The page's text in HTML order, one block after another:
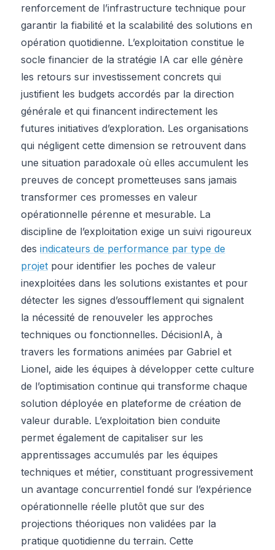
renforcement de l’infrastructure technique pour
garantir la fiabilité et la scalabilité des solutions en
opération quotidienne. L’exploitation constitue le
socle financier de la stratégie IA car elle génère
les retours sur investissement concrets qui
justifient les budgets accordés par la direction
générale et qui financent indirectement les
futures initiatives d’exploration. Les organisations
qui négligent cette dimension se retrouvent dans
une situation paradoxale où elles accumulent les
preuves de concept prometteuses sans jamais
transformer ces promesses en valeur
opérationnelle pérenne et mesurable. La
discipline de l’exploitation exige un suivi rigoureux
des indicateurs de performance par type de
projet pour identifier les poches de valeur
inexploitées dans les solutions existantes et pour
détecter les signes d’essoufflement qui signalent
la nécessité de renouveler les approches
techniques ou fonctionnelles. DécisionIA, à
travers les formations animées par Gabriel et
Lionel, aide les équipes à développer cette culture
de l’optimisation continue qui transforme chaque
solution déployée en plateforme de création de
valeur durable. L’exploitation bien conduite
permet également de capitaliser sur les
apprentissages accumulés par les équipes
techniques et métier, constituant progressivement
un avantage concurrentiel fondé sur l’expérience
opérationnelle réelle plutôt que sur des
projections théoriques non validées par la
pratique quotidienne du terrain. Cette